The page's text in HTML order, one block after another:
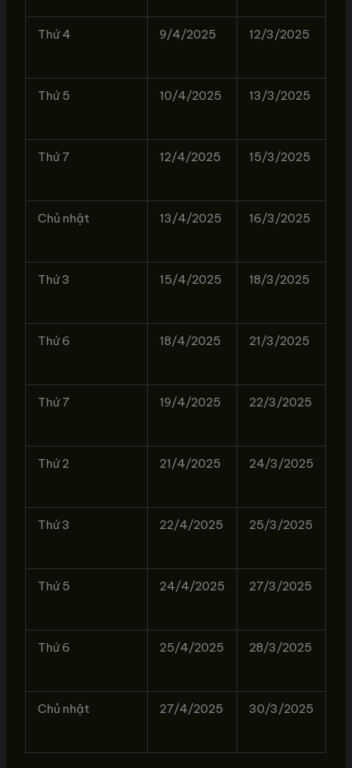
Thứ 4 9/4/2025 12/3/2025
Thứ 5 10/4/2025 13/3/2025
Thứ 7 12/4/2025 15/3/2025
Chủ nhật 13/4/2025 16/3/2025
Thứ 3 15/4/2025 18/3/2025
Thứ 6 18/4/2025 21/3/2025
Thứ 7 19/4/2025 22/3/2025
Thứ 2 21/4/2025 24/3/2025
Thứ 3 22/4/2025 25/3/2025
Thứ 5 24/4/2025 27/3/2025
Thứ 6 25/4/2025 28/3/2025
Chủ nhật 27/4/2025 30/3/2025